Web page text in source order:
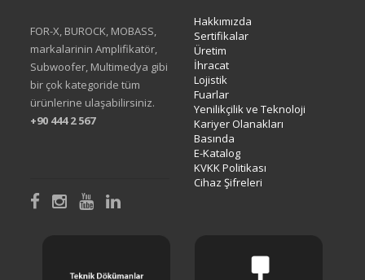
FOR-X, BUROCK, MOBASS,
markalarinin Amplifikatör,
Subwoofer, Multimedya gibi
bir çok kategoride tüm
ürünlerine ulaşabilirsiniz.
+90 444 2 567
Hakkımızda
Sertifikalar
Üretim
İhracat
Lojistik
Fuarlar
Yenilikçilik ve Teknoloji
Kariyer Olanakları
Basında
E-Katalog
KVKK Politikası
Cihaz Şifreleri